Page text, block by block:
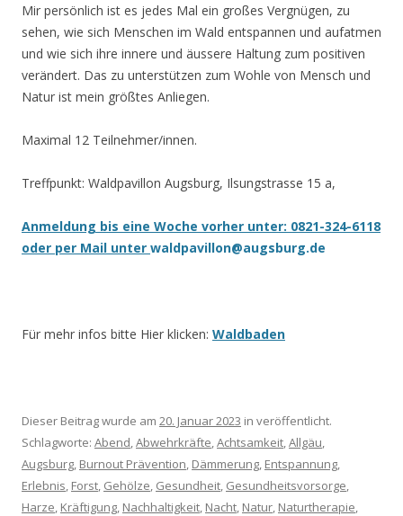
Mir persönlich ist es jedes Mal ein großes Vergnügen, zu
sehen, wie sich Menschen im Wald entspannen und aufatmen
und wie sich ihre innere und äussere Haltung zum positiven
verändert. Das zu unterstützen zum Wohle von Mensch und
Natur ist mein größtes Anliegen.
Maximal 12 Teilnehmer/innen.
Treffpunkt: Waldpavillon Augsburg, Ilsungstrasse 15 a,
Anmeldung bis eine Woche vorher unter: 0821-324-6118
oder per Mail unter waldpavillon@augsburg.de
Für mehr infos bitte Hier klicken: Waldbaden
Dieser Beitrag wurde am 20. Januar 2023 in veröffentlicht.
Schlagworte: Abend,Abwehrkräfte,Achtsamkeit,Allgäu,
Augsburg, Burnout Prävention, Dämmerung, Entspannung,
Erlebnis, Forst, Gehölze, Gesundheit, Gesundheitsvorsorge,
Harze, Kräftigung, Nachhaltigkeit, Nacht, Natur, Naturtherapie,